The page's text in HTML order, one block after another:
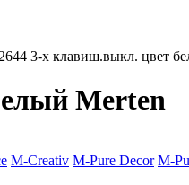
3-х клавиш.выкл. цвет
Merten
M-Creativ M-Pure Decor M-